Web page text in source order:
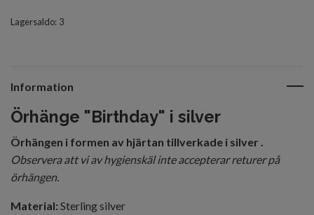
Lagersaldo: 3
Information
Örhänge "Birthday" i silver
Örhängen i formen av hjärtan tillverkade i silver .
Observera att vi av hygienskäl inte accepterar returer på
örhängen.
Material: Sterling silver